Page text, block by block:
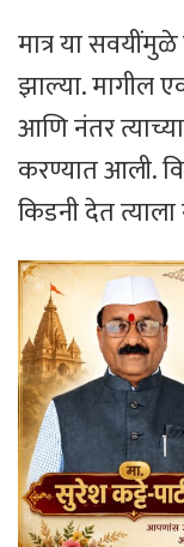
मात्र या सवयींमुळे
झाल्या. मागील
आणि नंतर
करण्यात आली.
किडनी देत